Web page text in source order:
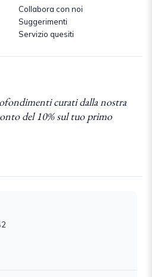
Collabora con noi
Suggerimenti
Servizio quesiti
curati dalla nostra
del 10% sul tuo primo